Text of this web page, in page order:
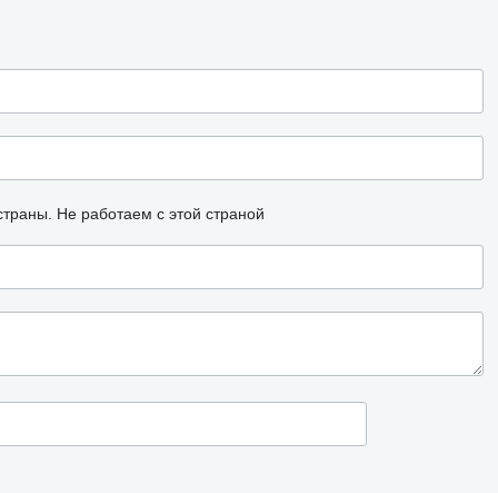
Не работаем с этой страной